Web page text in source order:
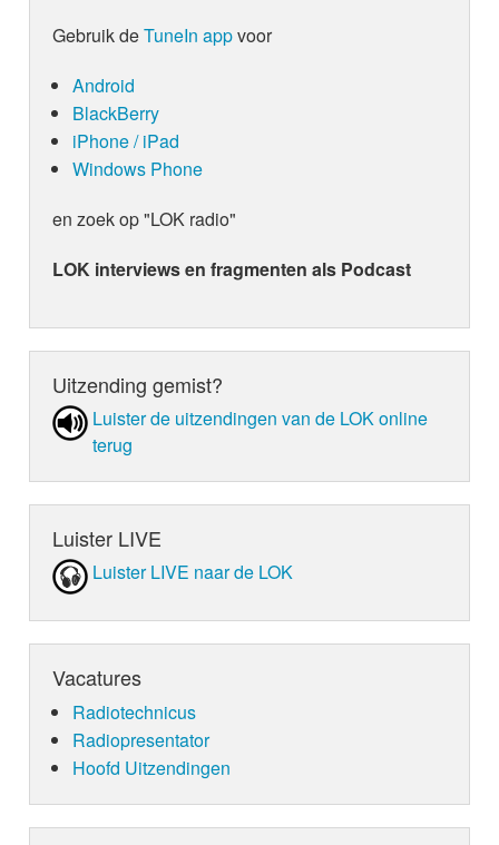
Gebruik deTuneIn appvoor
Android
BlackBerry
iPhone / iPad
Windows Phone
en zoek op "LOK radio"
LOK interviews en fragmenten als Podcast
Uitzending gemist?
Luister de uit­zen­din­gen van de LOK online
terug
Luister LIVE
Luister LIVE naar de LOK
Vacatures
Radiotechnicus
Radiopresentator
Hoofd Uitzendingen